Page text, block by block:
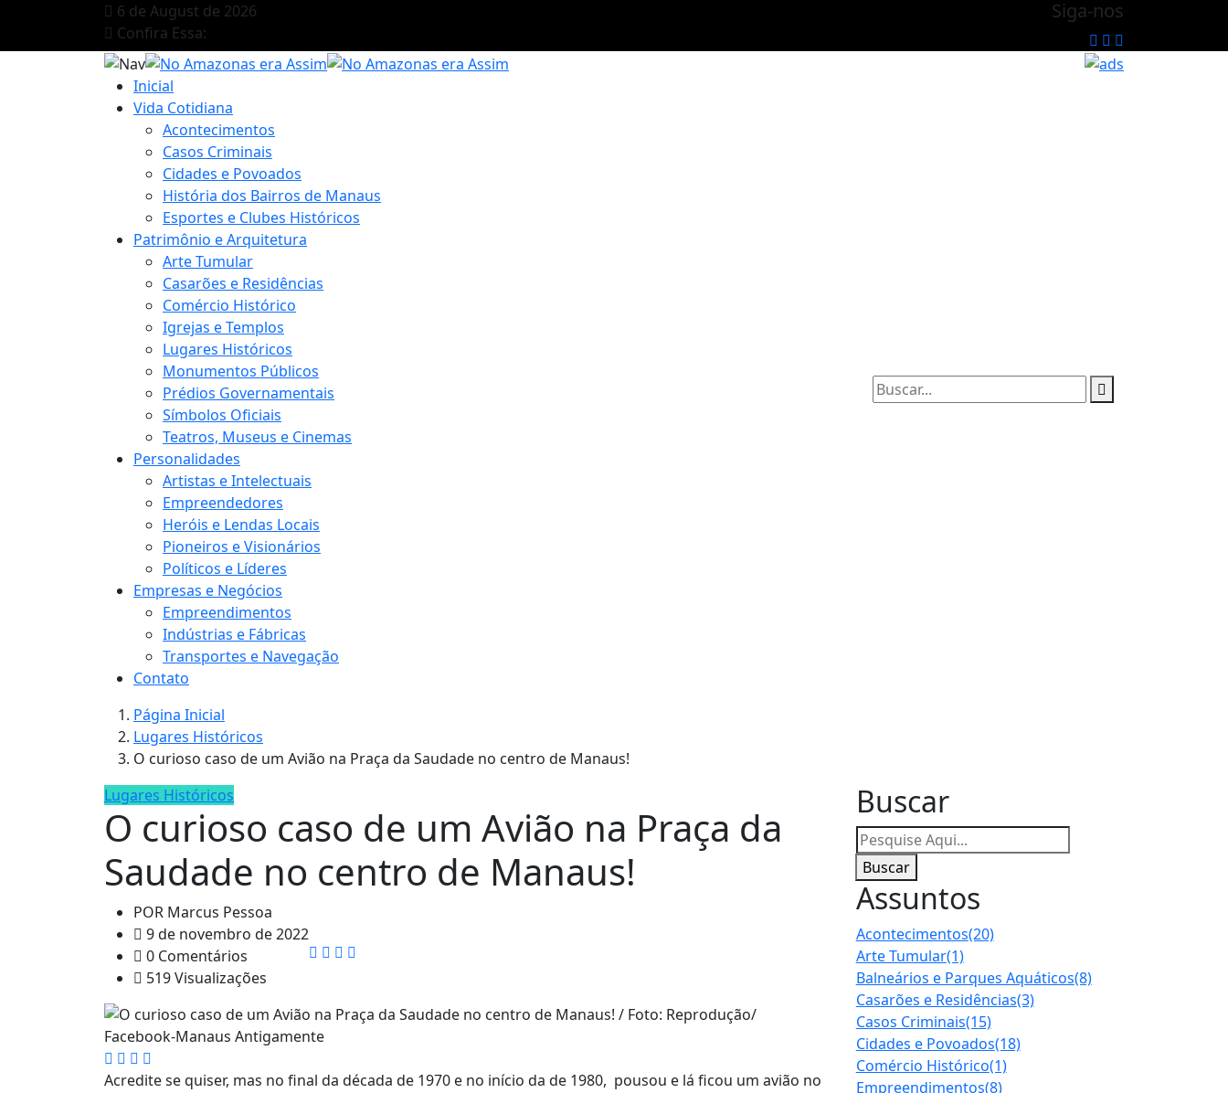
6 de August de 2026
Confira Essa:
Siga-nos
Inicial
Vida Cotidiana
Acontecimentos
Casos Criminais
Cidades e Povoados
História dos Bairros de Manaus
Esportes e Clubes Históricos
Patrimônio e Arquitetura
Arte Tumular
Casarões e Residências
Comércio Histórico
Igrejas e Templos
Lugares Históricos
Monumentos Públicos
Prédios Governamentais
Símbolos Oficiais
Teatros, Museus e Cinemas
Personalidades
Artistas e Intelectuais
Empreendedores
Heróis e Lendas Locais
Pioneiros e Visionários
Políticos e Líderes
Empresas e Negócios
Empreendimentos
Indústrias e Fábricas
Transportes e Navegação
Contato
Página Inicial
Lugares Históricos
O curioso caso de um Avião na Praça da Saudade no centro de Manaus!
Lugares Históricos
O curioso caso de um Avião na Praça da
Saudade no centro de Manaus!
POR Marcus Pessoa
9 de novembro de 2022
0 Comentários
519 Visualizações
Acredite se quiser, mas no final da década de 1970 e no início da de 1980, pousou e lá ficou um avião no
Buscar
Buscar
Assuntos
Acontecimentos(20)
Arte Tumular(1)
Balneários e Parques Aquáticos(8)
Casarões e Residências(3)
Casos Criminais(15)
Cidades e Povoados(18)
Comércio Histórico(1)
Empreendimentos(8)